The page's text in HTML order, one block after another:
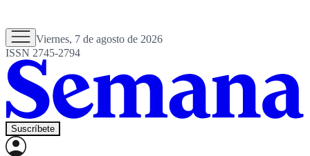
Viernes, 7 de agosto de 2026
ISSN 2745-2794
Suscríbete